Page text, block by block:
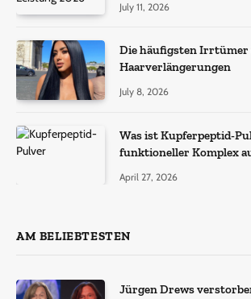
July 11, 2026
Die häufigsten Irrtümer
Haarverlängerungen
July 8, 2026
Was ist Kupferpeptid-
funktioneller Komplex
April 27, 2026
AM BELIEBTESTEN
Jürgen Drews